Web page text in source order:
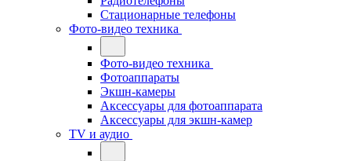
Стационарные телефоны
Фото-видео техника
Фото-видео техника
Фотоаппараты
Экшн-камеры
Аксессуары для фотоаппарата
Аксессуары для экшн-камер
TV и аудио